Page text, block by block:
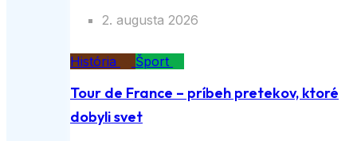
2. augusta 2026
História Šport
Tour de France – príbeh pretekov, ktoré
dobyli svet